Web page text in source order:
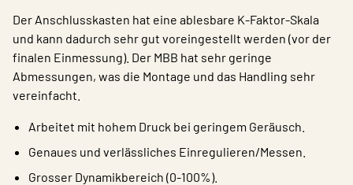
Der Anschlusskasten hat eine ablesbare K-Faktor-Skala
und kann dadurch sehr gut voreingestellt werden (vor der
finalen Einmessung). Der MBB hat sehr geringe
Abmessungen, was die Montage und das Handling sehr
vereinfacht.
Arbeitet mit hohem Druck bei geringem Geräusch.
Genaues und verlässliches Einregulieren/Messen.
Grosser Dynamikbereich (0-100%).